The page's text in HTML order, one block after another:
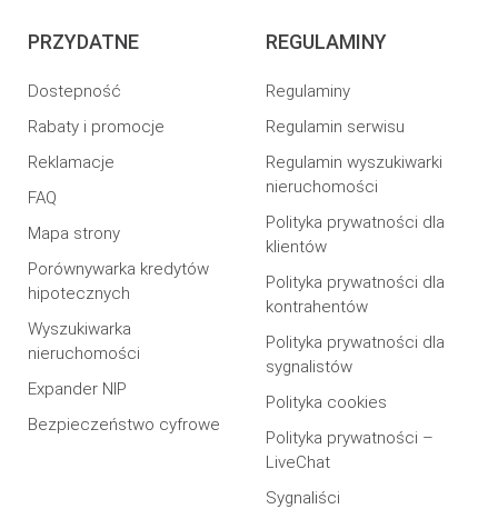
PRZYDATNE
Dostepność
Rabaty i promocje
Reklamacje
FAQ
Mapa strony
Porównywarka kredytów
hipotecznych
Wyszukiwarka
nieruchomości
Expander NIP
Bezpieczeństwo cyfrowe
REGULAMINY
Regulaminy
Regulamin serwisu
Regulamin wyszukiwarki
nieruchomości
Polityka prywatności dla
klientów
Polityka prywatności dla
kontrahentów
Polityka prywatności dla
sygnalistów
Polityka cookies
Polityka prywatności –
LiveChat
Sygnaliści